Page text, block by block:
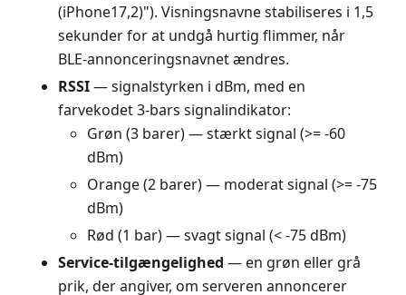
(iPhone17,2)"). Visningsnavne stabiliseres i 1,5
sekunder for at undgå hurtig flimmer, når
BLE-annonceringsnavnet ændres.
RSSI— signalstyrken i dBm, med en
farvekodet 3-bars signalindikator:
Grøn (3 barer) — stærkt signal (>= -60
dBm)
Orange (2 barer) — moderat signal (>= -75
dBm)
Rød (1 bar) — svagt signal (< -75 dBm)
Service-tilgængelighed — en grøn eller grå
prik, der angiver, om serveren annoncerer